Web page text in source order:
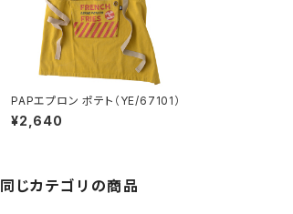
PAPエプロン ポテト（YE/67101）
¥2,640
同じカテゴリの商品